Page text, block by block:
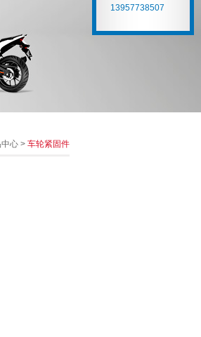
中心 > 车轮紧固件
13957738507